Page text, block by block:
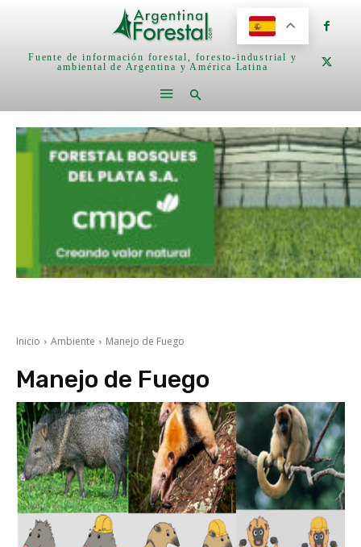
Fuente de información forestal, foresto-industrial y
ambiental de Argentina y América Latina
Inicio Ambiente Manejo de Fuego
Manejo de Fuego